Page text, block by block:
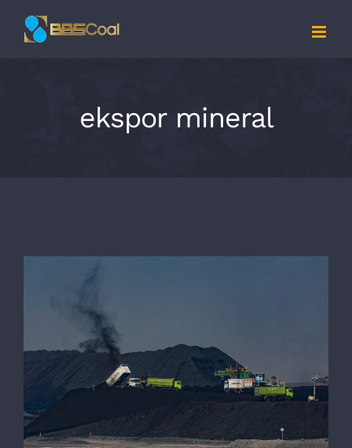
ekspor mineral
Pengusaha Boleh Jual Batu Bara Sesuai
Harga Kontrak, Royalti Tetap Mengacu
HPB